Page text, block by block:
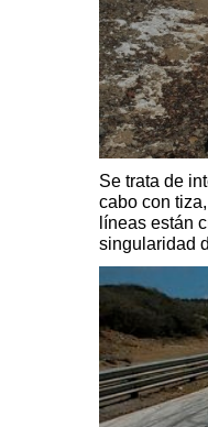
Se trata de
cabo con
líneas están
singularidad